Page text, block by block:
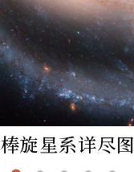
棒旋星系详尽图